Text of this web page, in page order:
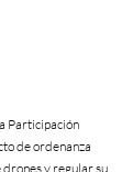
Participación
de ordenanza
y regular su